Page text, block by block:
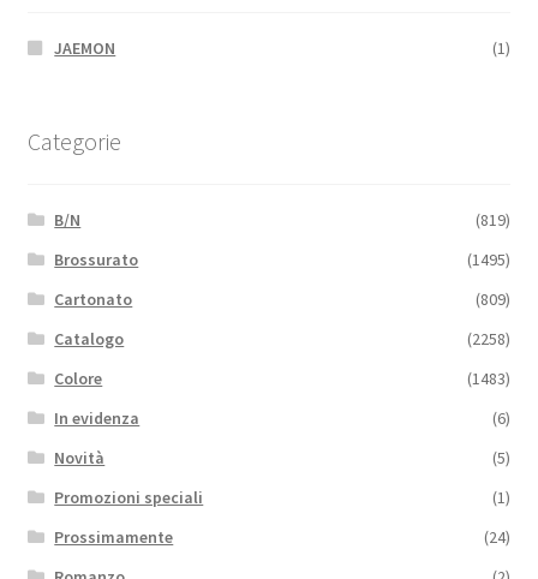
JAEMON (1)
Categorie
B/N
(819)
Brossurato
(1495)
Cartonato
(809)
Catalogo
(2258)
Colore
(1483)
In evidenza
(6)
Novità
(5)
Promozioni speciali
(1)
Prossimamente
(24)